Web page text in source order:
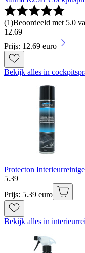
(1)Beoordeeld met 5.0
12.69
Prijs: 12.69 euro
Bekijk alles in
Protecton
5.39
Prijs: 5.39 euro
Bekijk alles in